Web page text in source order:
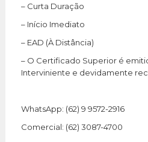
– Curta Duração
– Início Imediato
– EAD (À Distância)
– O Certificado Superior é
Interviniente e devidamente
WhatsApp: (62) 9 9572-2916
Comercial: (62) 3087-4700